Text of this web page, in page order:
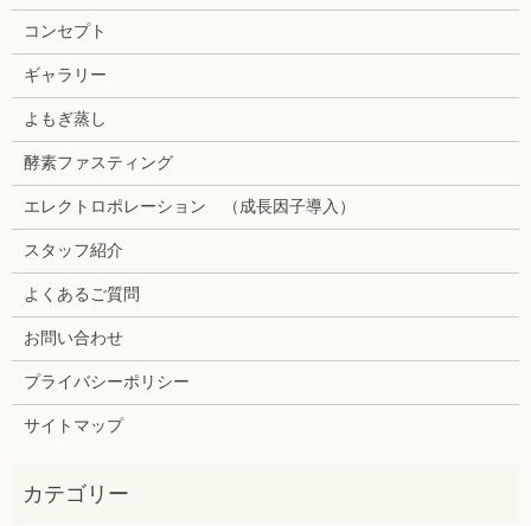
コンセプト
ギャラリー
よもぎ蒸し
酵素ファスティング
エレクトロポレーション （成長因子導入）
スタッフ紹介
よくあるご質問
お問い合わせ
プライバシーポリシー
サイトマップ